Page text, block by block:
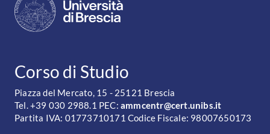
CONTATTI
Corso di Studio
Piazza del Mercato, 15 - 25121 Brescia
Tel. +39 030 2988.1 PEC: ammcentr@cert.unibs.it
Partita IVA: 01773710171 Codice Fiscale: 98007650173